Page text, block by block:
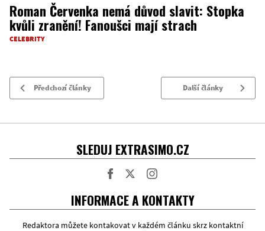
Roman Červenka nemá důvod slavit: Stopka
kvůli zranění! Fanoušci mají strach
CELEBRITY
Předchozí články Další články
SLEDUJ EXTRASIMO.CZ
INFORMACE A KONTAKTY
Redaktora můžete kontakovat v každém článku skrz kontaktní